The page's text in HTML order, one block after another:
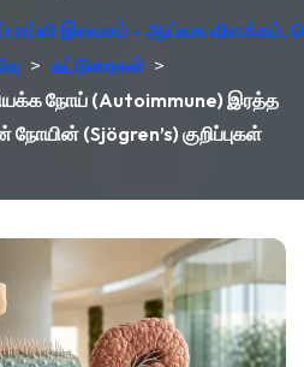
இலவசம் - ஆய்வக விளக்கம்,
> கட்டுரைகள் >
நோய் (Autoimmune) இரத்த
(Sjögren’s) குறிப்புகள்